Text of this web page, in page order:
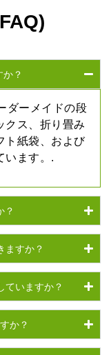
？
ダーメイドの段
クス、折り畳み
ト紙袋、および
います。.
？
ますか？
ていますか？
か？